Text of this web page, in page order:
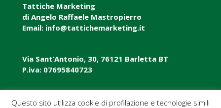
Tattiche Marketing
di Angelo Raffaele Mastropierro
Email: info@tattichemarketing.it
Via Sant’Antonio, 30, 76121 Barletta BT
P.iva: 07695840723
P.iva: 07695840723
Questo sito utilizza cookie di profilazione e tecnologie simili